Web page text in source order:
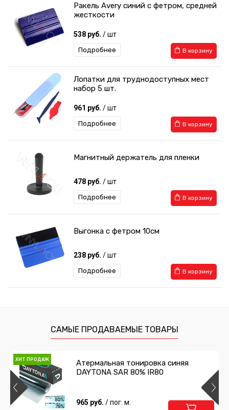
Ракель Avery синий с фетром, средней
жесткости
538 руб. / шт
В корзину
Подробнее
Лопатки для труднодоступных мест
набор 5 шт.
961 руб. / шт
В корзину
Подробнее
Магнитный держатель для пленки
478 руб. / шт
В корзину
Подробнее
Выгонка с фетром 10см
238 руб. / шт
В корзину
Подробнее
259 руб./ шт
238 руб./ шт
САМЫЕ ПРОДАВАЕМЫЕ ТОВАРЫ
ХИТ ПРОДАЖ
Атермальная тонировка синяя
DAYTONA SAR 80% IR80
965 руб. / пог. м.